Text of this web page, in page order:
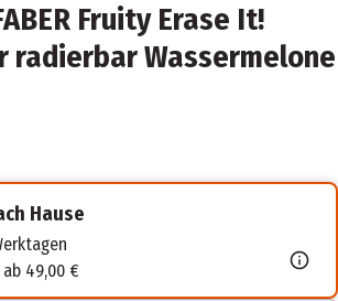
Fruity Erase It!
radierbar Wassermelone
Hause
49,00 €